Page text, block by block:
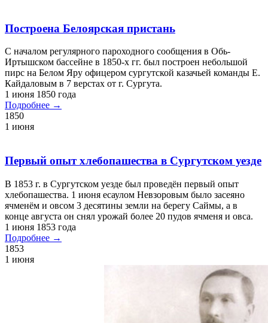
Построена Белоярская пристань
С началом регулярного пароходного сообщения в Обь-
Иртышском бассейне в 1850-х гг. был построен небольшой
пирс на Белом Яру офицером сургутской казачьей команды Е.
Кайдаловым в 7 верстах от г. Сургута.
1 июня 1850 года
Подробнее →
1850
1 июня
Первый опыт хлебопашества в Сургутском уезде
В 1853 г. в Сургутском уезде был проведён первый опыт
хлебопашества. 1 июня есаулом Невзоровым было засеяно
ячменём и овсом 3 десятины земли на берегу Саймы, а в
конце августа он снял урожай более 20 пудов ячменя и овса.
1 июня 1853 года
Подробнее →
1853
1 июня